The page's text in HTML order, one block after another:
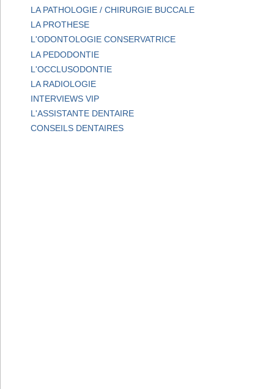
LA PATHOLOGIE / CHIRURGIE BUCCALE
LA PROTHESE
L'ODONTOLOGIE CONSERVATRICE
LA PEDODONTIE
L'OCCLUSODONTIE
LA RADIOLOGIE
INTERVIEWS VIP
L'ASSISTANTE DENTAIRE
CONSEILS DENTAIRES